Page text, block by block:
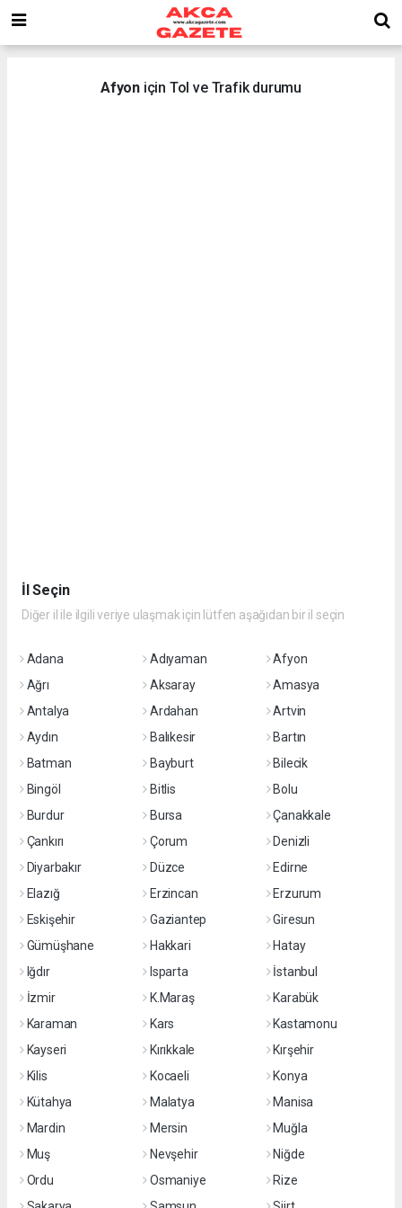
Afyon için Tol ve Trafik durumu
İl Seçin
Diğer il ile ilgili veriye ulaşmak için lütfen aşağıdan bir il seçin
Adana Adıyaman
Afyon
Ağrı
Aksaray
Amasya
Antalya
Ardahan
Artvin
Aydın
Balıkesir
Bartın
Batman
Bayburt
Bilecik
Bingöl
Bitlis
Bolu
Burdur
Bursa
Çanakkale
Çankırı
Çorum
Denizli
Diyarbakır
Düzce
Edirne
Elazığ
Erzincan
Erzurum
Eskişehir
Gaziantep
Giresun
Gümüşhane
Hakkari
Hatay
Iğdır
Isparta
İstanbul
İzmir
K.Maraş
Karabük
Karaman
Kars
Kastamonu
Kayseri
Kırıkkale
Kırşehir
Kilis
Kocaeli
Konya
Kütahya
Malatya
Manisa
Mardin
Mersin
Muğla
Muş
Nevşehir
Niğde
Ordu
Osmaniye
Rize